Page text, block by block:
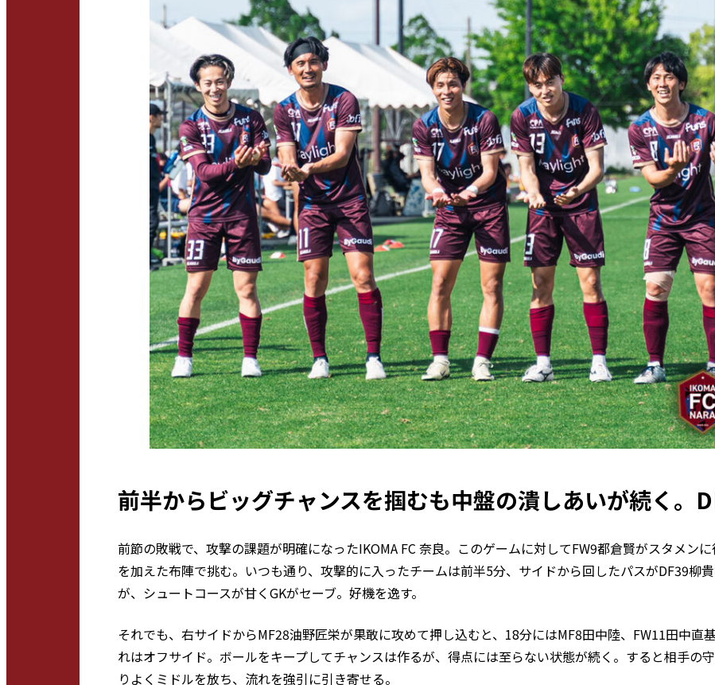
前半からビッグチャンスを掴むも中盤の潰しあいが続く。
前節の敗戦で、攻撃の課題が明確になったIKOMA FC 奈良。このゲームに対してFW9都倉賢がスタメン
を加えた布陣で挑む。いつも通り、攻撃的に入ったチームは前半5分、サイドから回したパスがDF39柳
が、シュートコースが甘くGKがセーブ。好機を逸す。
それでも、右サイドからMF28油野匠栄が果敢に攻めて押し込むと、18分にはMF8田中陸、FW11田中直
れはオフサイド。ボールをキープしてチャンスは作るが、得点には至らない状態が続く。すると相手の
りよくミドルを放ち、流れを強引に引き寄せる。